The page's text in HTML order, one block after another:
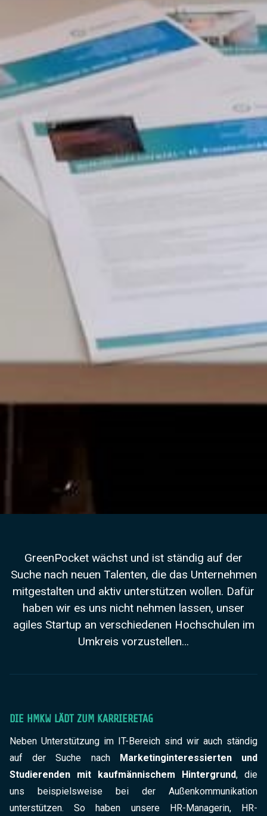
GreenPocket wächst und ist ständig auf der
Suche nach neuen Talenten, die das Unternehmen
mitgestalten und aktiv unterstützen wollen. Dafür
haben wir es uns nicht nehmen lassen, unser
agiles Startup an verschiedenen Hochschulen im
Umkreis vorzustellen…
DIE HMKW LÄDT ZUM KARRIERETAG
Neben Unterstützung im IT-Bereich sind wir auch ständig
auf der Suche nach Marketinginteressierten und
Studierenden mit kaufmännischem Hintergrund, die
uns beispielsweise bei der Außenkommunikation
unterstützen. So haben unsere HR-Managerin, HR-